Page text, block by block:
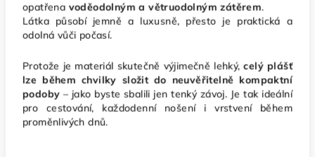
opatřena voděodolným a větruodolným zátěrem.
Látka působí jemně a luxusně, přesto je praktická a
odolná vůči počasí.
Protože je materiál skutečně výjimečně lehký,celý plášť
lze během chvilky složit do neuvěřitelně kompaktní
podoby – jako byste sbalili jen tenký závoj. Je tak ideální
pro cestování, každodenní nošení i vrstvení během
proměnlivých dnů.